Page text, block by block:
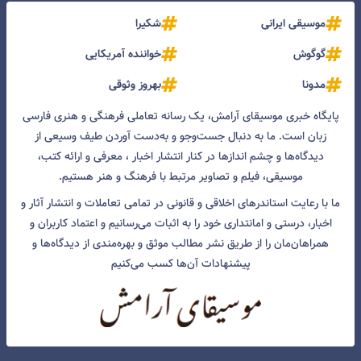
موسیقی ایرانی
شکیرا
گوگوش
خواننده آمریکایی
مدونا
بهروز وثوقی
پایگاه خبری موسیقای آرامش، یک رسانه تعاملی فرهنگی و هنری فارسی
زبان است. ما به دنبال جست‌و‌جو و به‌دست آوردن طیف وسیعی از
دیدگاه‌ها و چشم انداز‌ها در کنار انتشار اخبار ، معرفی و ارائه کتب،
موسیقی، فیلم و تصاویر مرتبط با فرهنگ و هنر هستیم.
ما با رعایت استاندرهای اخلاقی و قانونی در تمامی تعاملات و انتشار آثار و
اخبار، درستی و امانتداری خود را به اثبات می‌رسانیم و اعتماد کاربران و
همراهان‌مان را از طریق نشر مطالب موثق و بهره‌مندی از دیدگاه‌ها و
پیشنهادات آن‌ها کسب می‌کنیم